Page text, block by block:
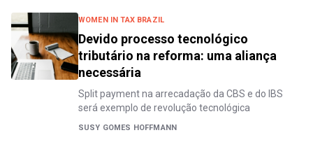
WOMEN IN TAX BRAZIL
Devido processo tecnológico
tributário na reforma: uma aliança
necessária
Split payment na arrecadação da CBS e do IBS
será exemplo de revolução tecnológica
SUSY GOMES HOFFMANN